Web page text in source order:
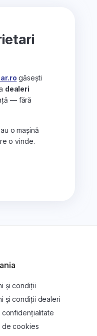
găsești
dealeri
— fără
o mașină
o vinde.
și condiții
și condiții dealeri
confidențialitate
de cookies